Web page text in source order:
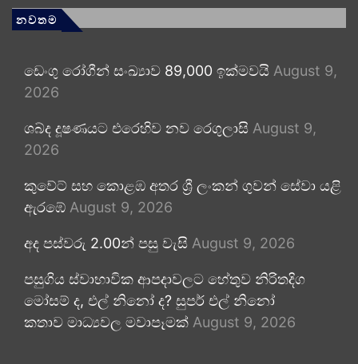
නවතම
ඩෙංගු රෝගීන් සංඛ්‍යාව 89,000 ඉක්මවයි August 9,
2026
ශබ්ද දූෂණයට එරෙහිව නව රෙගුලාසි August 9,
2026
කුවේට් සහ කොළඹ අතර ශ්‍රී ලංකන් ගුවන් සේවා යළි
ඇරඹේ August 9, 2026
අද පස්වරු 2.00න් පසු වැසි August 9, 2026
පසුගිය ස්වාභාවික ආපදාවලට හේතුව නිරිතදිග
මෝසම් ද, එල් නිනෝ ද? සුපර් එල් නිනෝ
කතාව මාධ්‍යවල මවාපෑමක් August 9, 2026